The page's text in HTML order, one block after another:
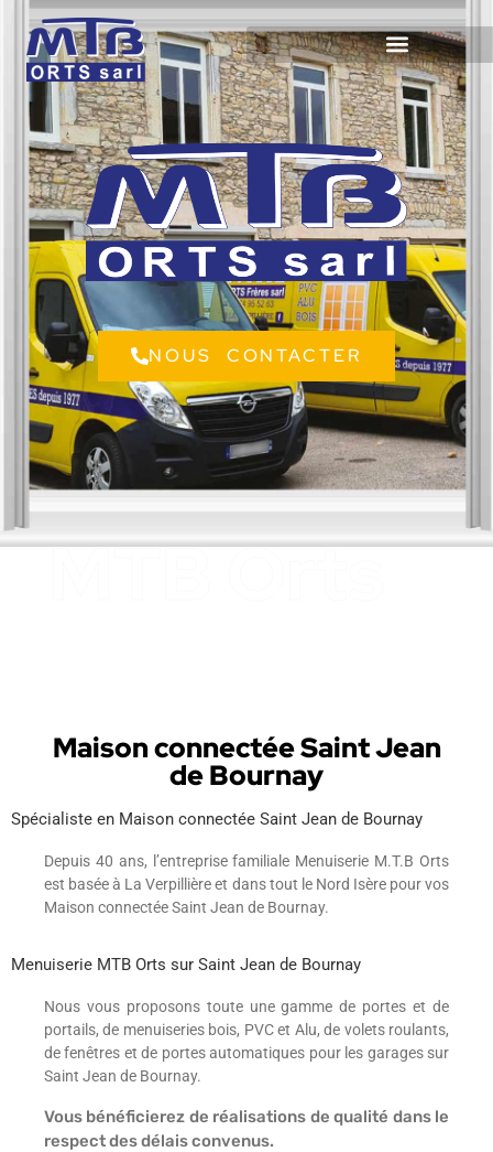
NOUS CONTACTER
Maison connectée Saint Jean
de Bournay
Spécialiste en Maison connectée Saint Jean de Bournay
Depuis 40 ans, l’entreprise familiale Menuiserie M.T.B Orts
est basée à La Verpillière et dans tout le Nord Isère pour vos
Maison connectée Saint Jean de Bournay.
Menuiserie MTB Orts sur Saint Jean de Bournay
Nous vous proposons toute une gamme de portes et de
portails, de menuiseries bois, PVC et Alu, de volets roulants,
de fenêtres et de portes automatiques pour les garages sur
Saint Jean de Bournay.
Vous bénéficierez de réalisations de qualité dans le
respect des délais convenus.